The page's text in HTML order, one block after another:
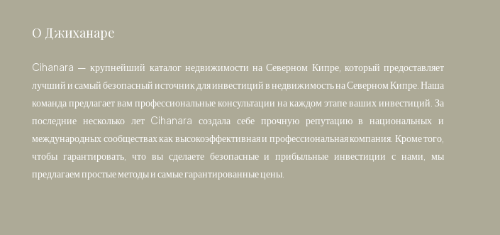
О Джиханаре
Cihanara — крупнейший каталог недвижимости на Северном Кипре, который предоставляет
лучший и самый безопасный источник для инвестиций в недвижимость на Северном Кипре. Наша
команда предлагает вам профессиональные консультации на каждом этапе ваших инвестиций. За
последние несколько лет Cihanara создала себе прочную репутацию в национальных и
международных сообществах как высокоэффективная и профессиональная компания. Кроме того,
чтобы гарантировать, что вы сделаете безопасные и прибыльные инвестиции с нами, мы
предлагаем простые методы и самые гарантированные цены.